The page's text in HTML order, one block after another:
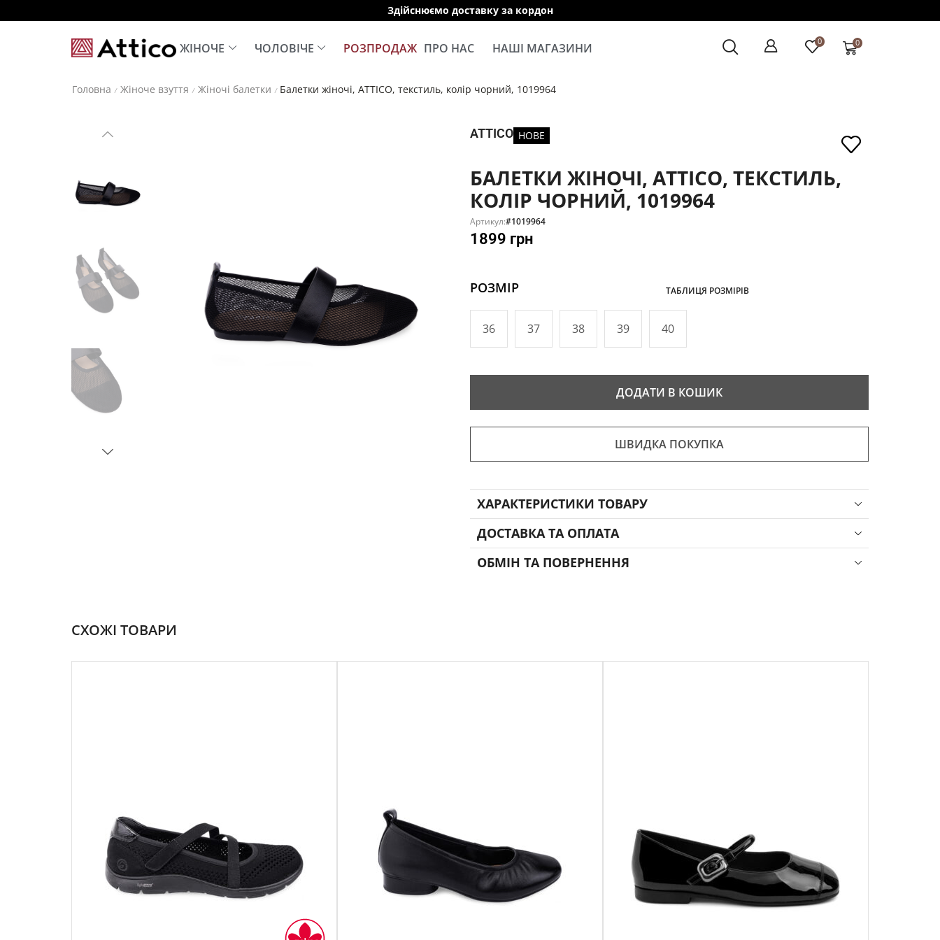
Здійснюємо доставку за кордон
ЖІНОЧЕ ЧОЛОВІЧЕ РОЗПРОДАЖ ПРО НАС НАШІ МАГАЗИНИ 0 0
Головна / Жіноче взуття / Жіночі балетки / Балетки жіночі, ATTICO, текстиль, колір чорний, 1019964
ATTICO НОВЕ
БАЛЕТКИ ЖІНОЧІ, ATTICO, ТЕКСТИЛЬ,
КОЛІР ЧОРНИЙ, 1019964
Артикул:#1019964
1899 грн
РОЗМІР ТАБЛИЦЯ РОЗМІРІВ
36 37 38 39 40
ДОДАТИ В КОШИК
ШВИДКА ПОКУПКА
ХАРАКТЕРИСТИКИ ТОВАРУ
ДОСТАВКА ТА ОПЛАТА
ОБМІН ТА ПОВЕРНЕННЯ
СХОЖІ ТОВАРИ